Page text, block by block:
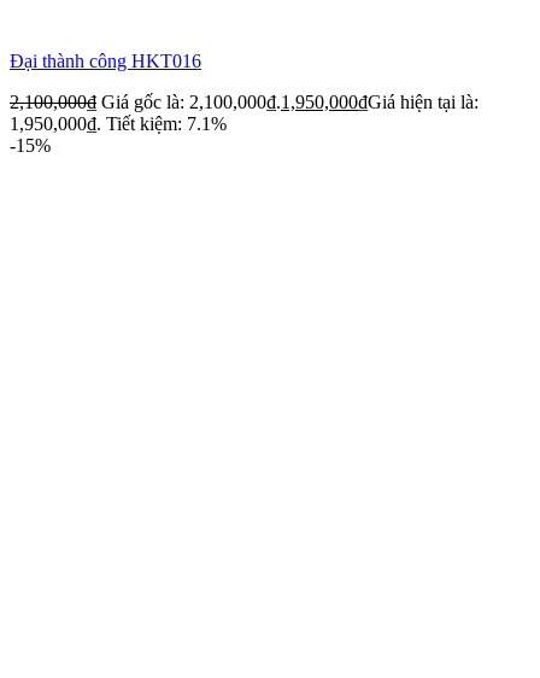
Đại thành công HKT016
2,100,000₫ Giá gốc là: 2,100,000₫.1,950,000₫Giá hiện tại là:
1,950,000₫. Tiết kiệm: 7.1%
-15%